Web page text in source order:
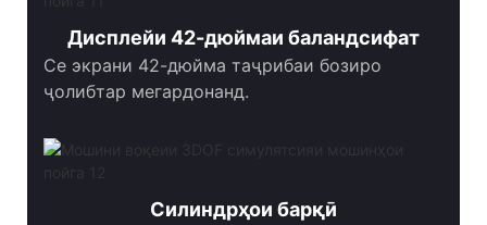
Дисплейи 42-дюймаи баландсифат
Се экрани 42-дюйма таҷрибаи бозиро
ҷолибтар мегардонанд.
Силиндрҳои барқӣ